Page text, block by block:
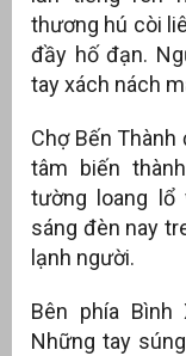
thương hú còi
đầy hố đạn.
tay xách nách
Chợ Bến
tâm biến
tường loang lổ
sáng đèn nay
lạnh người.
Bên phía Bình
Những tay